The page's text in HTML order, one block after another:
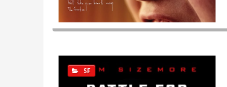
SF